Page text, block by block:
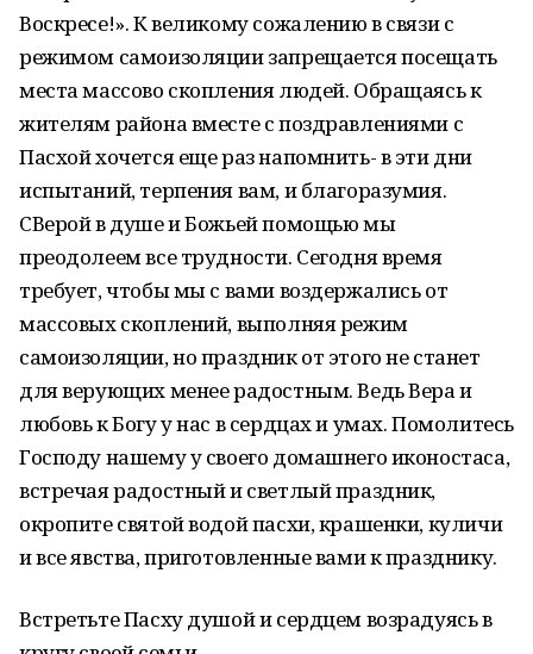
Воскресе!». К великому сожалению в связи с
режимом самоизоляции запрещается посещать
места массово скопления людей. Обращаясь к
жителям района вместе с поздравлениями с
Пасхой хочется еще раз напомнить- в эти дни
испытаний, терпения вам, и благоразумия.
СВерой в душе и Божьей помощью мы
преодолеем все трудности. Сегодня время
требует, чтобы мы с вами воздержались от
массовых скоплений, выполняя режим
самоизоляции, но праздник от этого не станет
для верующих менее радостным. Ведь Вера и
любовь к Богу у нас в сердцах и умах. Помолитесь
Господу нашему у своего домашнего иконостаса,
встречая радостный и светлый праздник,
окропите святой водой пасхи, крашенки, куличи
и все явства, приготовленные вами к празднику.
Встретьте Пасху душой и сердцем возрадуясь в